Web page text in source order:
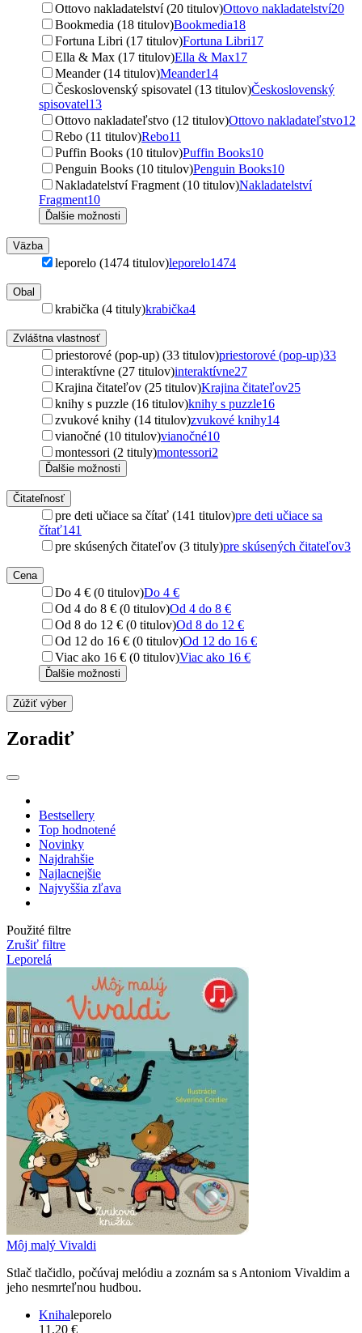
Ottovo nakladatelství (20 titulov)Ottovo nakladatelství20
Bookmedia (18 titulov)Bookmedia18
Fortuna Libri (17 titulov)Fortuna Libri17
Ella & Max (17 titulov)Ella & Max17
Meander (14 titulov)Meander14
Československý spisovatel (13 titulov)Československý
spisovatel13
Ottovo nakladateľstvo (12 titulov)Ottovo nakladateľstvo12
Rebo (11 titulov)Rebo11
Puffin Books (10 titulov)Puffin Books10
Penguin Books (10 titulov)Penguin Books10
Nakladatelství Fragment (10 titulov)Nakladatelství
Fragment10
Ďalšie možnosti
Väzba
leporelo (1474 titulov)leporelo1474
Obal
krabička (4 tituly)krabička4
Zvláštna vlastnosť
priestorové (pop-up) (33 titulov)priestorové (pop-up)33
interaktívne (27 titulov)interaktívne27
Krajina čitateľov (25 titulov)Krajina čitateľov25
knihy s puzzle (16 titulov)knihy s puzzle16
zvukové knihy (14 titulov)zvukové knihy14
vianočné (10 titulov)vianočné10
montessori (2 tituly)montessori2
Ďalšie možnosti
Čitateľnosť
pre deti učiace sa čítať (141 titulov)pre deti učiace sa
čítať141
pre skúsených čitateľov (3 tituly)pre skúsených čitateľov3
Cena
Do 4 € (0 titulov)Do 4 €
Od 4 do 8 € (0 titulov)Od 4 do 8 €
Od 8 do 12 € (0 titulov)Od 8 do 12 €
Od 12 do 16 € (0 titulov)Od 12 do 16 €
Viac ako 16 € (0 titulov)Viac ako 16 €
Ďalšie možnosti
Zúžiť výber
Zoradiť
Bestsellery
Top hodnotené
Novinky
Najdrahšie
Najlacnejšie
Najvyššia zľava
Použité filtre
Zrušiť filtre
Leporelá
Môj malý Vivaldi
Stlač tlačidlo, počúvaj melódiu a zoznám sa s Antoniom Vivaldim a
jeho nesmrteľnou hudbou.
Knihaleporelo
11,20 €